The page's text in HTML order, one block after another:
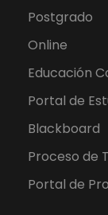
Postgrado
Online
Educación
Portal de
Blackboard
Proceso de
Portal de